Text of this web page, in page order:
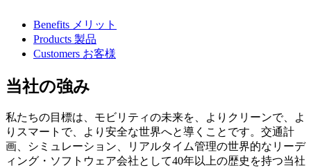
Benefits メリット
Products 製品
Customers お客様
当社の強み
私たちの目標は、モビリティの未来を、よりクリーンで、よ
りスマートで、より安全な世界へと導くことです。交通計
画、シミュレーション、リアルタイム管理の世界的なリーデ
ィング・ソフトウェア会社として40年以上の歴史を持つ当社